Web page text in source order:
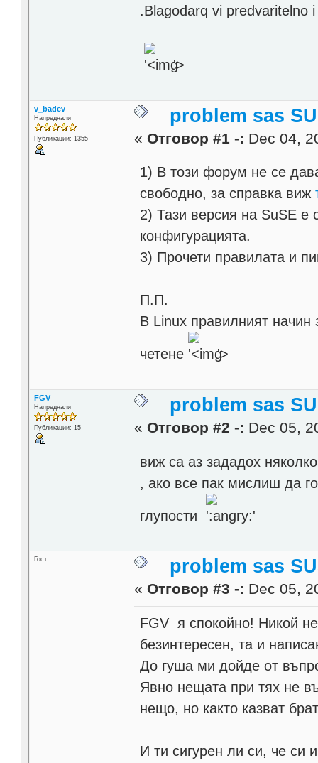
.Blagodarq vi predvaritelno
'>
v_badev
Напреднали
Публикации: 1355
problem sas
« Отговор #1 -: Dec 04,
1) В този форум не се
свободно, за справка виж
2) Тази версия на SuSE е
конфигурацията.
3) Прочети правилата и
П.П.
В Linux правилният
четене '>
FGV
Напреднали
Публикации: 15
problem sas
« Отговор #2 -: Dec 05,
виж са аз зададох
, ако все пак мислиш да
глупости
Гост problem sas
« Отговор #3 -: Dec 05,
FGV я спокойно! Никой
безинтересен, та и
До гуша ми дойде от
Явно нещата при тях не
нещо, но както казват
И ти сигурен ли си, че си